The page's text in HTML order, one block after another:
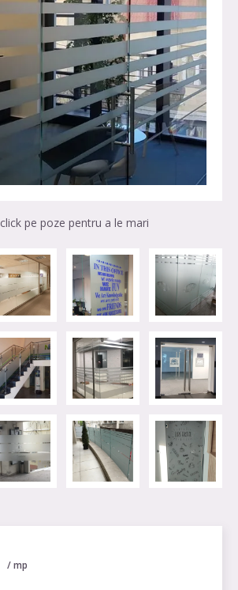
click pe poze pentru a le mari
/ mp